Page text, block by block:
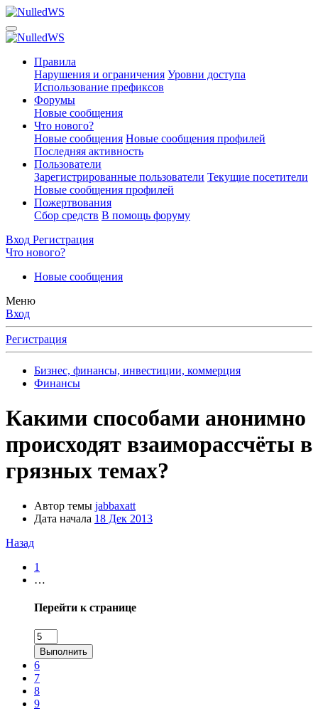
Правила
Нарушения и ограничения Уровни доступа
Использование префиксов
Форумы
Новые сообщения
Что нового?
Новые сообщения Новые сообщения профилей
Последняя активность
Пользователи
Зарегистрированные пользователи Текущие посетители
Новые сообщения профилей
Пожертвования
Сбор средств В помощь форуму
Вход Регистрация
Что нового?
Новые сообщения
Меню
Вход
Регистрация
Бизнес, финансы, инвестиции, коммерция
Финансы
Какими способами анонимно
происходят взаиморассчёты в
грязных темах?
Автор темы jabbaxatt
Дата начала 18 Дек 2013
Назад
1
…
Перейти к странице
Выполнить
6
7
8
9